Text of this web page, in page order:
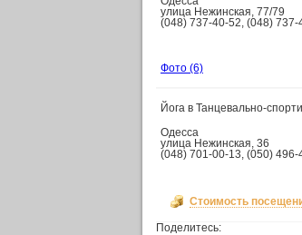
улица Нежинская, 77/79
(048) 737-40-52, (048) 737-
Фото (6)
Йога в Танцевально-
Одесса
улица Нежинская, 36
(048) 701-00-13, (050) 496-
Стоимость
Поделитесь: